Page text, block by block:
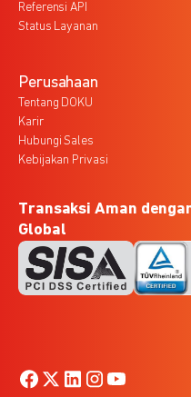
Referensi API
Status Layanan
Perusahaan
Tentang DOKU
Karir
Hubungi Sales
Kebijakan Privasi
Transaksi Aman
Global